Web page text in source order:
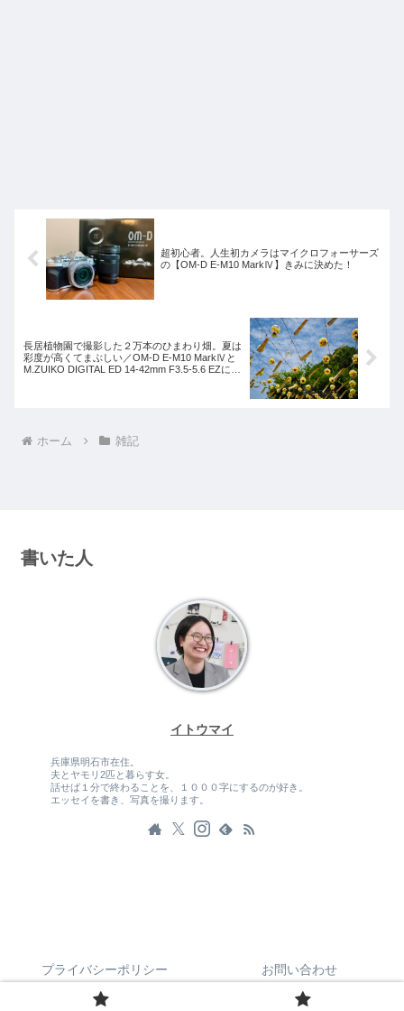
超初心者。人生初カメラはマイクロフォーサーズ
の【OM-D E-M10 MarkⅣ】きみに決めた！
長居植物園で撮影した２万本のひまわり畑。夏は
彩度が高くてまぶしい／OM-D E-M10 MarkⅣと
M.ZUIKO DIGITAL ED 14-42mm F3.5-5.6 EZによ
ホーム 雑記
書いた人
イトウマイ
兵庫県明石市在住。
夫とヤモリ2匹と暮らす女。
話せば１分で終わることを、１０００字にするのが好き。
エッセイを書き、写真を撮ります。
プライバシーポリシー お問い合わせ